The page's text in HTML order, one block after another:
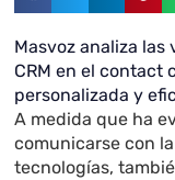
Masvoz analiza
CRM en el contact
personalizada y
A medida que ha
comunicarse con
tecnologías,